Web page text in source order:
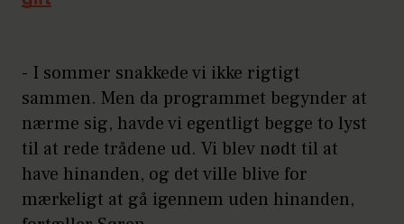
- I sommer snakkede vi ikke rigtigt
sammen. Men da programmet begynder at
nærme sig, havde vi egentligt begge to lyst
til at rede trådene ud. Vi blev nødt til at
have hinanden, og det ville blive for
mærkeligt at gå igennem uden hinanden,